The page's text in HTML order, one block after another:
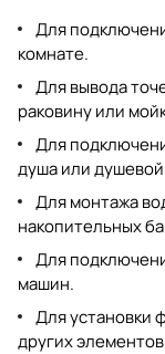
Для
комнате.
Для вывода
раковину или
Для
душа или душевой
Для монтажа
накопительных
Для
машин.
Для установки
других